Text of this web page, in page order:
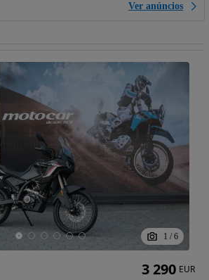
Ver anúncios
1 / 6
3 290 EUR